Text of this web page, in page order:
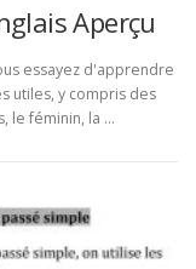
Aperçu
essayez d'apprendre
utiles, y compris des
le féminin, la …